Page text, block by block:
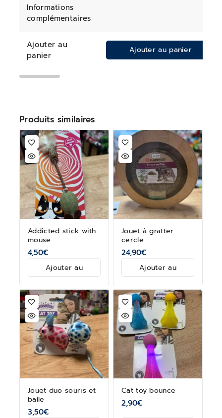
Informations
complémentaires
Ajouter au
panier
Ajouter au panier
Produits similaires
Addicted stick with
mouse
4,50€
Ajouter au
Jouet à gratter
cercle
24,90€
Ajouter au
Jouet duo souris et
balle
3,50€
Cat toy bounce
2,90€